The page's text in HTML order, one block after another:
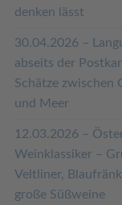
denken lässt
30.04.2026 –
abseits der
Schätze zwischen
und Meer
12.03.2026 –
Weinklassiker –
Veltliner,
große Süßweine